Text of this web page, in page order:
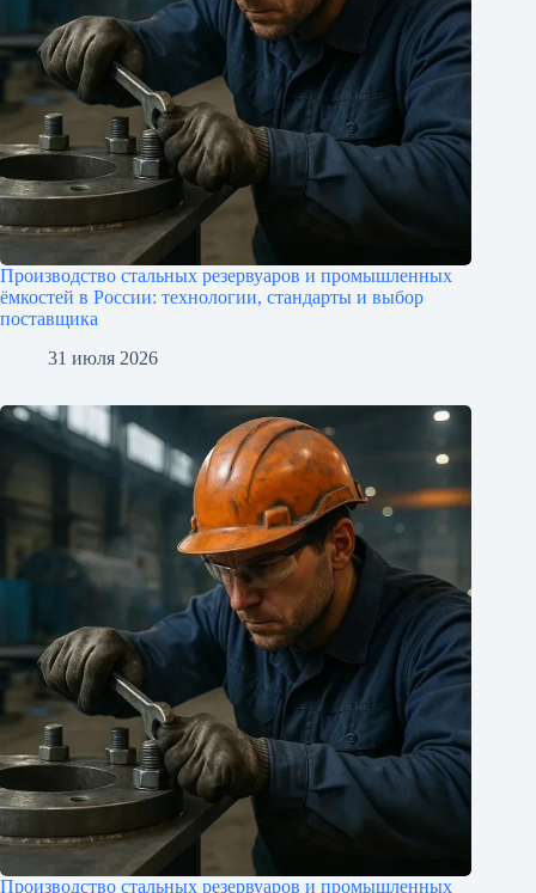
Производство стальных резервуаров и промышленных
ёмкостей в России: технологии, стандарты и выбор
поставщика
31 июля 2026
Производство стальных резервуаров и промышленных